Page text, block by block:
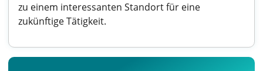
zu einem interessanten Standort für eine
zukünftige Tätigkeit.